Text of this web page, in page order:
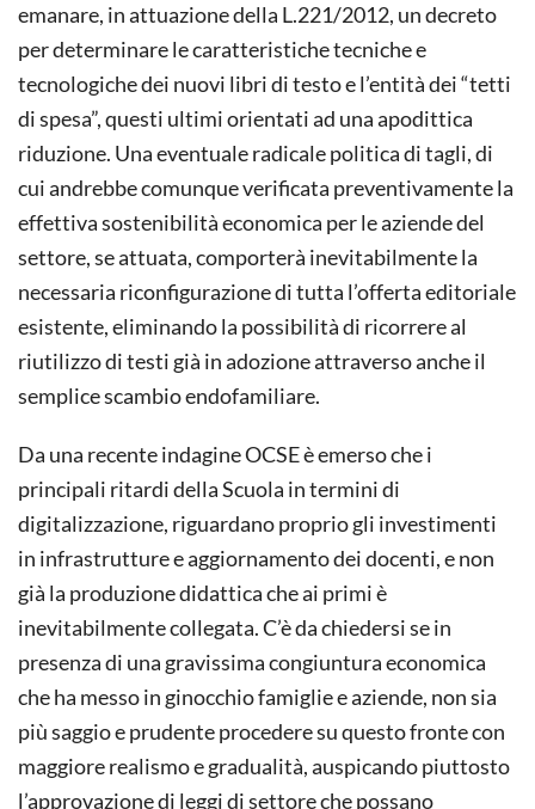
emanare, in attuazione della L.221/2012, un decreto
per determinare le caratteristiche tecniche e
tecnologiche dei nuovi libri di testo e l’entità dei “tetti
di spesa”, questi ultimi orientati ad una apodittica
riduzione. Una eventuale radicale politica di tagli, di
cui andrebbe comunque verificata preventivamente la
effettiva sostenibilità economica per le aziende del
settore, se attuata, comporterà inevitabilmente la
necessaria riconfigurazione di tutta l’offerta editoriale
esistente, eliminando la possibilità di ricorrere al
riutilizzo di testi già in adozione attraverso anche il
semplice scambio endofamiliare.
Da una recente indagine OCSE è emerso che i
principali ritardi della Scuola in termini di
digitalizzazione, riguardano proprio gli investimenti
in infrastrutture e aggiornamento dei docenti, e non
già la produzione didattica che ai primi è
inevitabilmente collegata. C’è da chiedersi se in
presenza di una gravissima congiuntura economica
che ha messo in ginocchio famiglie e aziende, non sia
più saggio e prudente procedere su questo fronte con
maggiore realismo e gradualità, auspicando piuttosto
l’approvazione di leggi di settore che possano